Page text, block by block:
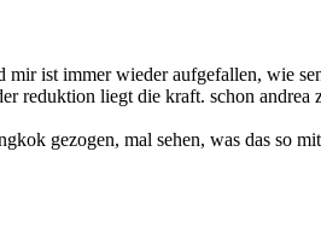
ist immer wieder aufgefallen, wie
liegt die kraft. schon andrea
gezogen, mal sehen, was das so